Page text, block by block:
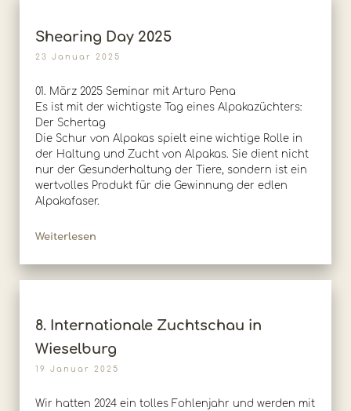
Shearing Day 2025
23 Januar 2025
01. März 2025 Seminar mit Arturo Pena
Es ist mit der wichtigste Tag eines Alpakazüchters:
Der Schertag
Die Schur von Alpakas spielt eine wichtige Rolle in
der Haltung und Zucht von Alpakas. Sie dient nicht
nur der Gesunderhaltung der Tiere, sondern ist ein
wertvolles Produkt für die Gewinnung der edlen
Alpakafaser.
Weiterlesen
8. Internationale Zuchtschau in
Wieselburg
19 Januar 2025
Wir hatten 2024 ein tolles Fohlenjahr und werden mit